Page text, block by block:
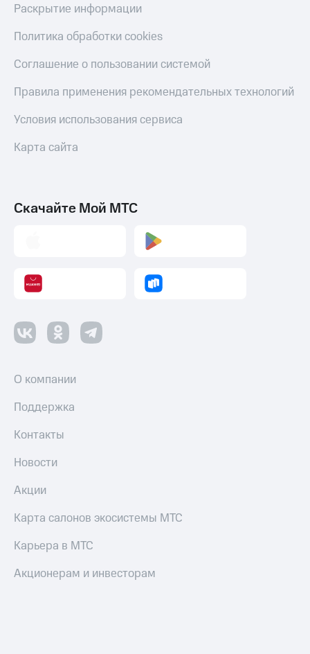
Раскрытие информации
Политика обработки cookies
Соглашение о пользовании системой
Правила применения рекомендательных технологий
Условия использования сервиса
Карта сайта
Скачайте Мой МТС
О компании
Поддержка
Контакты
Новости
Акции
Карта салонов экосистемы МТС
Карьера в МТС
Акционерам и инвесторам